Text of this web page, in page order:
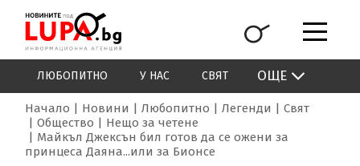
ЛЮБОПИТНО У НАС СВЯТ ОЩЕ
Начало Новини Любопитно Легенди
Свят
Общество
Нещо за четене
Майкъл Джексън бил готов да се ожени за
принцеса Даяна...или за Бионсе